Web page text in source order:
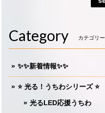
Category カテゴリー
✨✨新着情報✨✨
⭐️ 光る！うちわシリーズ ⭐️
光るLED応援うちわ